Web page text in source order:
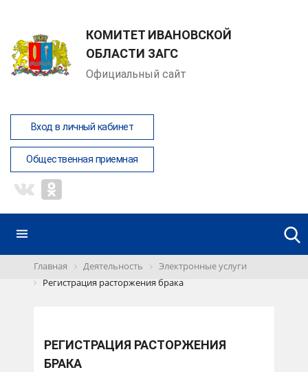
КОМИТЕТ ИВАНОВСКОЙ
ОБЛАСТИ ЗАГС
Официальный сайт
Вход в личный кабинет
Общественная приемная
Главная Деятельность
Электронные услуги
Регистрация расторжения брака
РЕГИСТРАЦИЯ РАСТОРЖЕНИЯ
БРАКА